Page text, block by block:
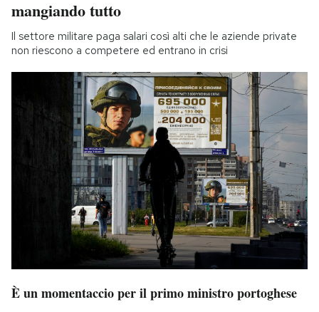
mangiando tutto
Il settore militare paga salari così alti che le aziende private
non riescono a competere ed entrano in crisi
È un momentaccio per il primo ministro portoghese